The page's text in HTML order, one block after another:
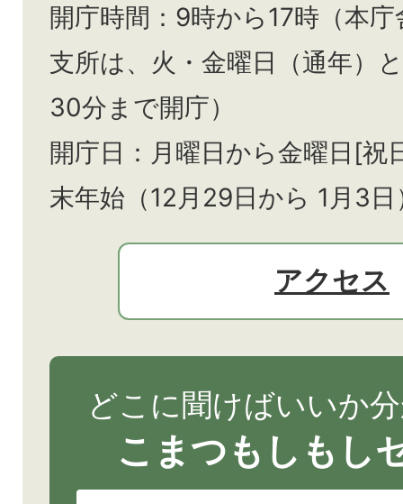
開庁時間：9時から17時（本
支所は、火・金曜日（通年）と
30分まで開庁）
開庁日：月曜日から金曜日[祝
末年始（12月29日から 1月3
アクセス
どこに聞けばいいか
こまつもしもし